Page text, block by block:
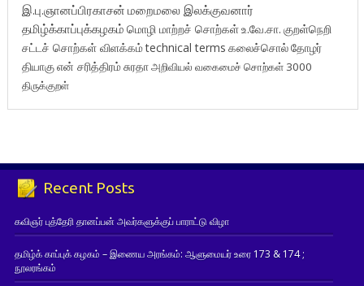
இ.பு.ஞானப்பிரகாசன் மறைமலை இலக்குவனார்
தமிழ்க்காப்புக்கழகம் மொழி மாற்றச் சொற்கள்உ.வே.சா. குறள்நெறி
சட்டச் சொற்கள் விளக்கம்technical terms கலைச்சொல்தோழர்
தியாகுஎன் சரித்திரம்சுரதாஅறிவியல் வகைமைச் சொற்கள் 3000
திருக்குறள்
Recent Posts
கவிஞர் புத்தேரி தானப்பன் அவர்களுக்குப் பாராட்டு விழா
தமிழ்க் காப்புக் கழகம் – இணைய அரங்கம்: ஆளுமையர் உரை 173 & 174 ;
நூலரங்கம்